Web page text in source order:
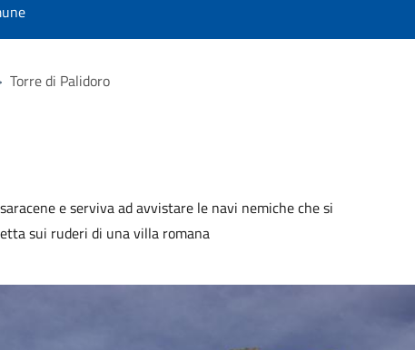
Torre di Palidoro
e serviva ad avvistare le navi nemiche che si
sui ruderi di una villa romana